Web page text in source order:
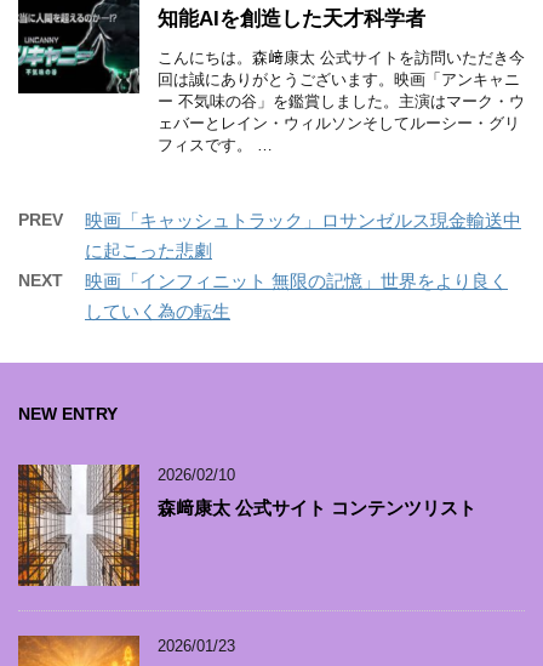
知能AIを創造した天才科学者
こんにちは。森﨑康太 公式サイトを訪問いただき今
回は誠にありがとうございます。映画「アンキャニ
ー 不気味の谷」を鑑賞しました。主演はマーク・ウ
ェバーとレイン・ウィルソンそしてルーシー・グリ
フィスです。 …
PREV
映画「キャッシュトラック」ロサンゼルス現金輸送中
に起こった悲劇
NEXT
映画「インフィニット 無限の記憶」世界をより良く
していく為の転生
NEW ENTRY
2026/02/10
森﨑康太 公式サイト コンテンツリスト
2026/01/23